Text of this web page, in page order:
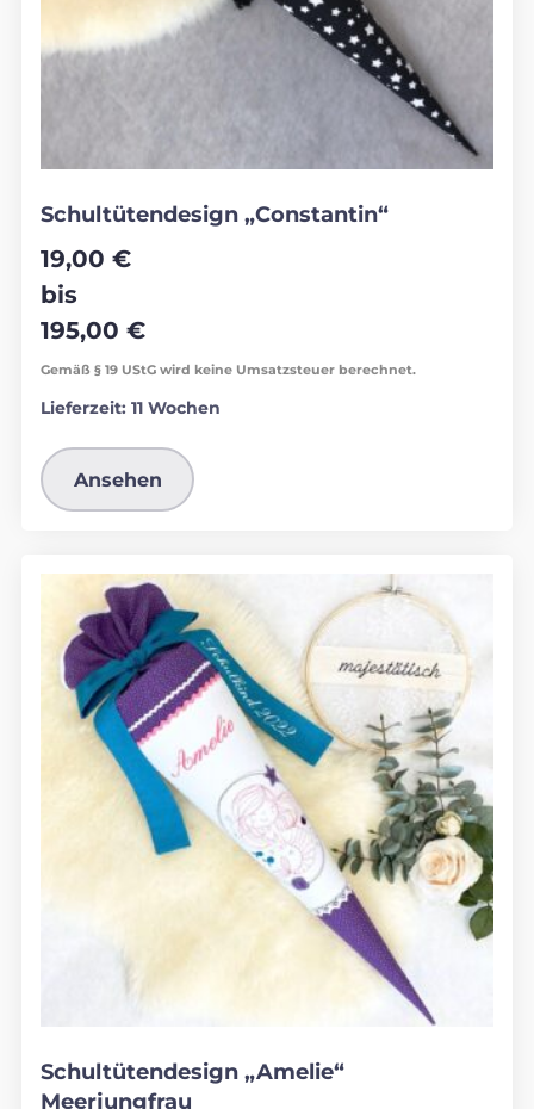
Schultütendesign „Constantin“
19,00 €
bis
195,00 €
Gemäß § 19 UStG wird keine Umsatzsteuer berechnet.
Lieferzeit: 11 Wochen
Ansehen
Schultütendesign „Amelie“
Meerjungfrau